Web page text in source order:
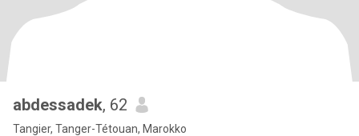
abdessadek, 62
Tangier, Tanger-Tétouan, Marokko